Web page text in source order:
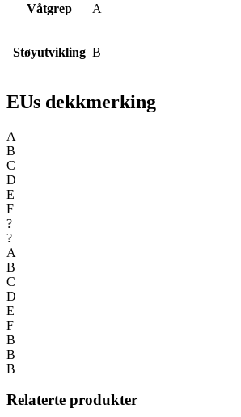
Våtgrep A
Støyutvikling B
EUs dekkmerking
A
B
C
D
E
F
?
?
A
B
C
D
E
F
B
B
B
Relaterte produkter